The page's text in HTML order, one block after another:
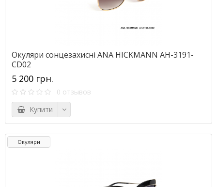
Окуляри сонцезахисні ANA HICKMANN AH-3191-
CD02
5 200 грн.
0 отзывов
Купити
Окуляри